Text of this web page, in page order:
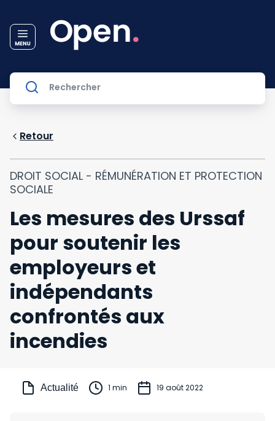
Retour
DROIT SOCIAL - RÉMUNÉRATION ET PROTECTION
SOCIALE
Les mesures des Urssaf
pour soutenir les
employeurs et
indépendants
confrontés aux
incendies
Actualité 1 min 19 août 2022